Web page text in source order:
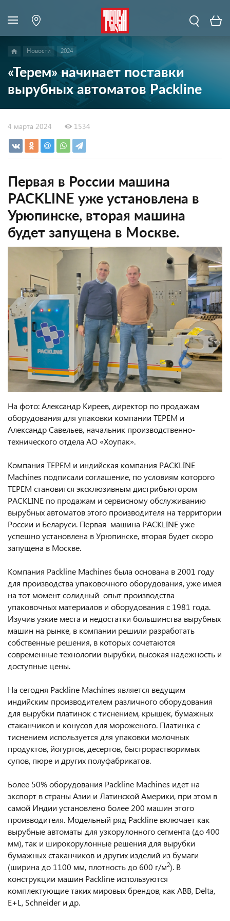
Новости 2024
«Терем» начинает поставки
вырубных автоматов Packline
4 марта 2024 1534
Первая в России машина
PACKLINE уже установлена в
Урюпинске, вторая машина
будет запущена в Москве.
На фото: Александр Киреев, директор по продажам
оборудования для упаковки компании ТЕРЕМ и
Александр Савельев, начальник производственно-
технического отдела АО «Хоупак».
Компания ТЕРЕМ и индийская компания PACKLINE
Machines подписали соглашение, по условиям которого
ТЕРЕМ становится эксклюзивным дистрибьютором
PACKLINE по продажам и сервисному обслуживанию
вырубных автоматов этого производителя на территории
России и Беларуси. Первая машина PACKLINE уже
успешно установлена в Урюпинске, вторая будет скоро
запущена в Москве.
Компания Packline Machines была основана в 2001 году
для производства упаковочного оборудования, уже имея
на тот момент солидный опыт производства
упаковочных материалов и оборудования с 1981 года.
Изучив узкие места и недостатки большинства вырубных
машин на рынке, в компании решили разработать
собственные решения, в которых сочетаются
современные технологии вырубки, высокая надежность и
доступные цены.
На сегодня Packline Machines является ведущим
индийским производителем различного оборудования
для вырубки платинок с тиснением, крышек, бумажных
стаканчиков и конусов для мороженого. Платинка с
тиснением используется для упаковки молочных
продуктов, йогуртов, десертов, быстрорастворимых
супов, пюре и других полуфабрикатов.
Более 50% оборудования Packline Machines идет на
экспорт в страны Азии и Латинской Америки, при этом в
самой Индии установлено более 200 машин этого
производителя. Модельный ряд Packline включает как
вырубные автоматы для узкорулонного сегмента (до 400
мм), так и широкорулонные решения для вырубки
бумажных стаканчиков и других изделий из бумаги
(ширина до 1100 мм, плотность до 600 г/м2). В
конструкции машин Packline используются
комплектующие таких мировых брендов, как ABB, Delta,
E+L, Schneider и др.